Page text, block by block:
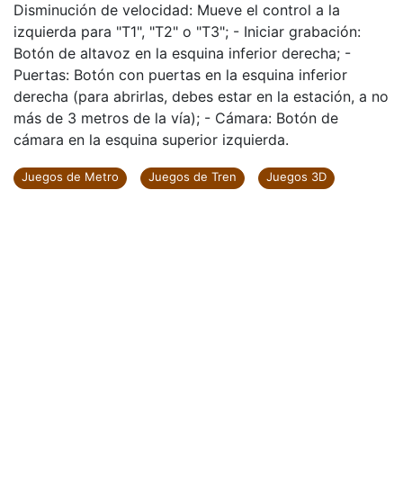
Disminución de velocidad: Mueve el control a la
izquierda para "T1", "T2" o "T3"; - Iniciar grabación:
Botón de altavoz en la esquina inferior derecha; -
Puertas: Botón con puertas en la esquina inferior
derecha (para abrirlas, debes estar en la estación, a no
más de 3 metros de la vía); - Cámara: Botón de
cámara en la esquina superior izquierda.
Juegos de Metro Juegos de Tren Juegos 3D